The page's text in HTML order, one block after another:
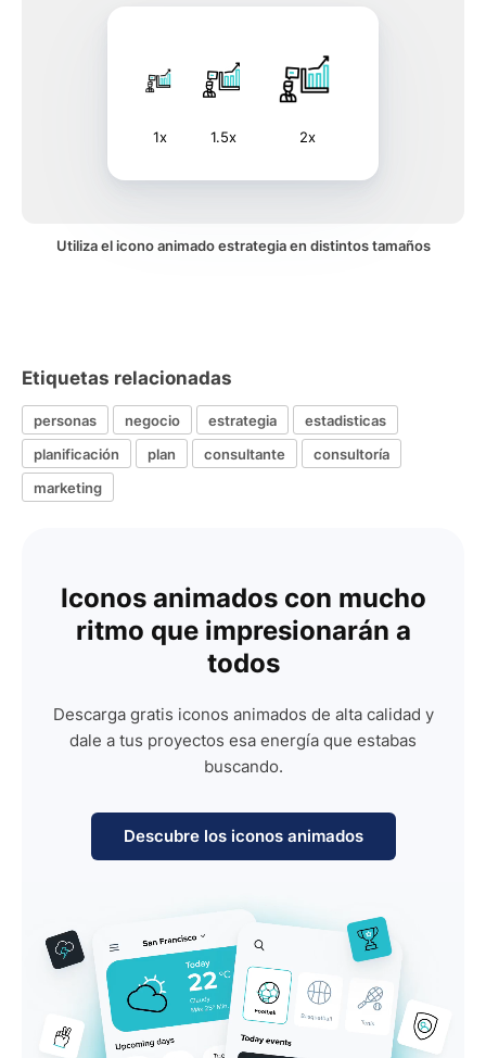
1x 1.5x 2x
Utiliza el icono animado estrategia en distintos tamaños
Etiquetas relacionadas
personas negocio estrategia
estadisticas
planificación
plan consultante
consultoría
marketing
Iconos animados con mucho
ritmo que impresionarán a
todos
Descarga gratis iconos animados de alta calidad y
dale a tus proyectos esa energía que estabas
buscando.
Descubre los iconos animados